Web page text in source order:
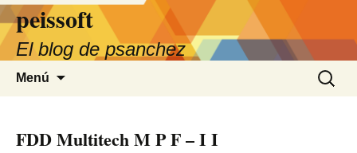
Saltar
al
contenido
peissoft
El blog de psanchez
Menú Buscar:
FDD Multitech M P F – I I